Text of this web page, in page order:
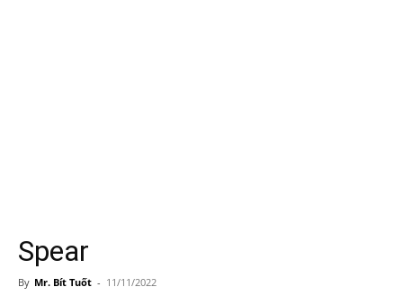
Spear
By Mr. Bít Tuốt - 11/11/2022